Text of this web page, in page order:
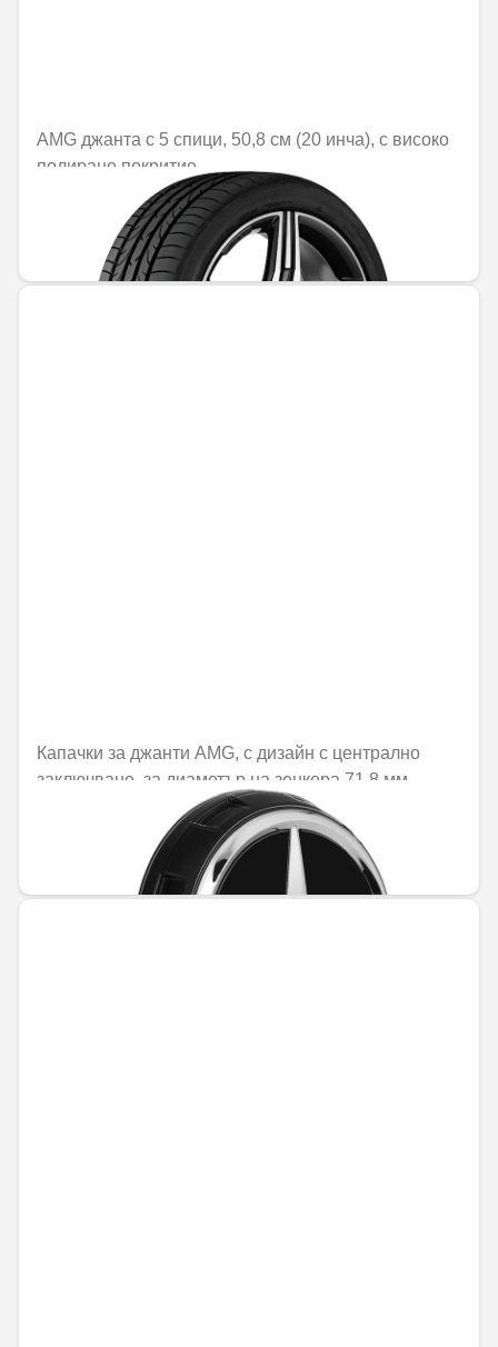
AMG джанта с 5 спици, 50,8 см (20 инча), с високо
полирано покритие
Не е налично онлайн
1470,25 € / 2875,56 лв.
Капачки за джанти AMG, с дизайн с централно
заключване, за диаметър на зенкера 71,8 мм
Не е налично онлайн
44,57 € / 87,17 лв.